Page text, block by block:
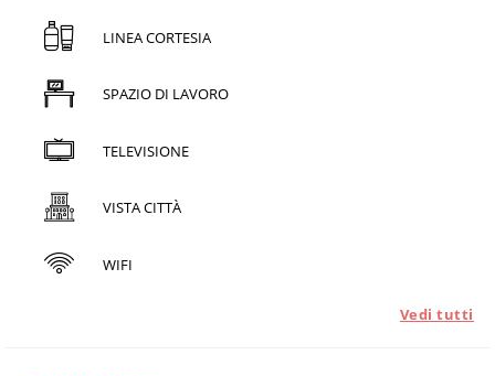
LINEA CORTESIA
SPAZIO DI LAVORO
TELEVISIONE
VISTA CITTÀ
WIFI
Vedi tutti